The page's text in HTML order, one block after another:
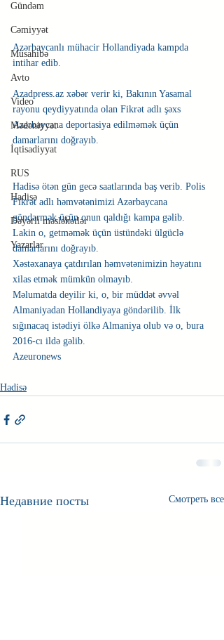
Gündəm
Cəmiyyət
Müsahibə
Avto
Video
Mədəniyyət
İqtisadiyyat
RUS
Hadisə
Dəyərli məsləhətlər
Yazarlar
Azərbaycanlı mühacir Hollandiyada kampda
intihar edib.
Azadpress.az xəbər verir ki, Bakının Yasamal
rayonu qeydiyyatında olan Fikrət adlı şəxs
Azərbaycana deportasiya edilməmək üçün
damarlarını doğrayıb.
Hadisə ötən gün gecə saatlarında baş verib. Polis
Fikrət adlı həmvətənimizi Azərbaycana
göndərmək üçün onun qaldığı kampa gəlib.
Lakin o, getməmək üçün üstündəki ülgüclə
damarlarını doğrayıb.
Xəstəxanaya çatdırılan həmvətənimizin həyatını
xilas etmək mümkün olmayıb.
Məlumatda deyilir ki, o, bir müddət əvvəl
Almaniyadan Hollandiyaya göndərilib. İlk
sığınacaq istədiyi ölkə Almaniya olub və o, bura
2016-cı ildə gəlib.
Azeuronews
Hadisə
Недавние посты Смотреть все